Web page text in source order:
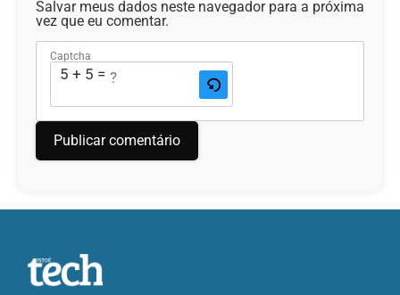
Salvar meus dados neste navegador para a próxima
vez que eu comentar.
Captcha
5 + 5 = ?